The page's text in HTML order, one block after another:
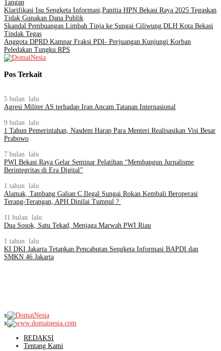
Tangan
Klarifikasi Isu Sengketa Informasi,Panitia HPN Bekasi Raya 2025 Tegaskan
Tidak Gunakan Dana Publik
Skandal Pembuangan Limbah Tinja ke Sungai Ciliwung,DLH Kota Bekasi
Tindak Tegas
Anggota DPRD Kampar Fraksi PDI- Perjuangan Kunjungi Korban
Peledakan Tungku RPS
Pos Terkait
5 bulan lalu
Agresi Militer AS terhadap Iran Ancam Tatanan Internasional
9 bulan lalu
1 Tahun Pemerintahan, Nasdem Harap Para Menteri Realisasikan Visi Besar
Prabowo
7 bulan lalu
PWI Bekasi Raya Gelar Seminar Pelatihan “Membangun Jurnalisme
Berintegritas di Era Digital”
1 tahun lalu
Alamak, Tambang Galian C Ilegal Sungai Rokan Kembali Beroperasi
Terang-Terangan, APH Dinilai Tumpul ?
11 bulan lalu
Dua Sosok, Satu Tekad, Menjaga Marwah PWI Riau
1 tahun lalu
KI DKI Jakarta Tetapkan Pencabutan Sengketa Informasi BAPDI dan
SMKN 46 Jakarta
x
x
REDAKSI
Tentang Kami